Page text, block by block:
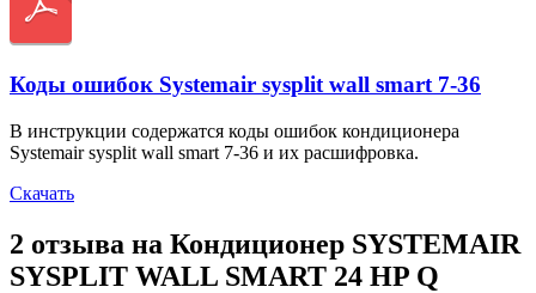
Коды ошибок Systemair sysplit wall smart 7-36
В инструкции содержатся коды ошибок кондиционера
Systemair sysplit wall smart 7-36 и их расшифровка.
Скачать
2 отзыва на Кондиционер SYSTEMAIR
SYSPLIT WALL SMART 24 HP Q